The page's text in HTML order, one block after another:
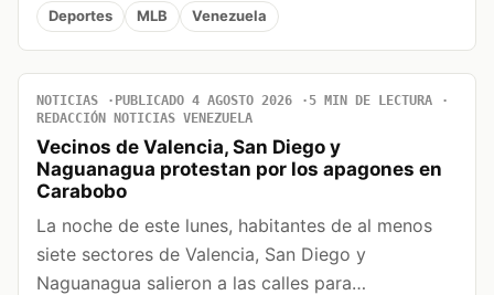
Deportes MLB Venezuela
NOTICIAS PUBLICADO 4 AGOSTO 2026
5 MIN DE LECTURA
REDACCIÓN NOTICIAS VENEZUELA
Vecinos de Valencia, San Diego y
Naguanagua protestan por los apagones en
Carabobo
La noche de este lunes, habitantes de al menos
siete sectores de Valencia, San Diego y
Naguanagua salieron a las calles para…